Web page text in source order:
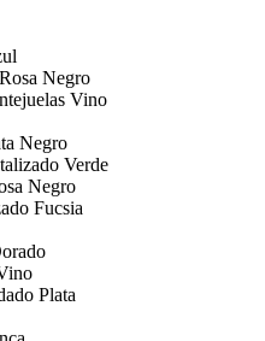
Negro
Vino
Negro
Verde
Negro
Fucsia
Plata